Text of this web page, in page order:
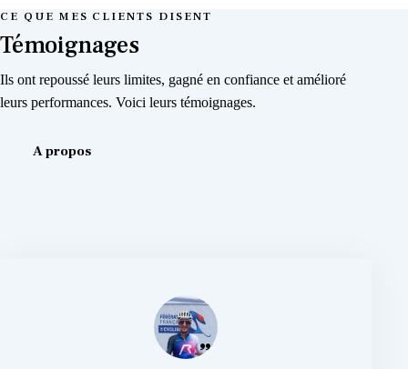
CE QUE MES CLIENTS DISENT
Témoignages
Ils ont repoussé leurs limites, gagné en confiance et amélioré
leurs performances. Voici leurs témoignages.
A propos